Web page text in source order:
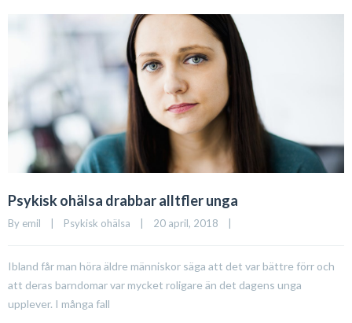
Psykisk ohälsa drabbar alltfler unga
By emil | Psykisk ohälsa | 20 april, 2018 |
Ibland får man höra äldre människor säga att det var bättre förr och
att deras barndomar var mycket roligare än det dagens unga
upplever. I många fall